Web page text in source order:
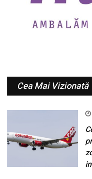
Cea Mai Vizionată